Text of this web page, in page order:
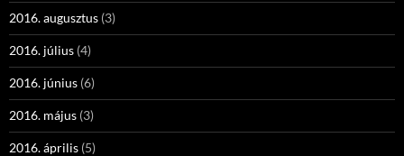
2016. augusztus (3)
2016. július (4)
2016. június (6)
2016. május (3)
2016. április (5)